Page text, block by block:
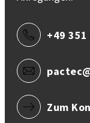
+49
Zum